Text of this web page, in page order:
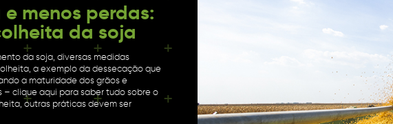
menos perdas:
da soja
da soja, diversas medidas
a exemplo da dessecação que
a maturidade dos grãos e
clique aqui para saber tudo sobre o
outras práticas devem ser